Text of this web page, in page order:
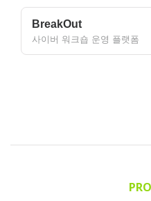
BreakOut
사이버 워크숍 운영 플랫폼